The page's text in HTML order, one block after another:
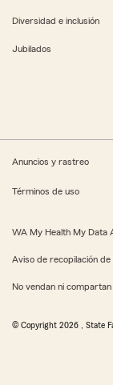
Diversidad e inclusión
Jubilados
Anuncios y rastreo
Términos de uso
WA My Health My Data
Aviso de recopilación
No vendan ni
© Copyright 2026 , State